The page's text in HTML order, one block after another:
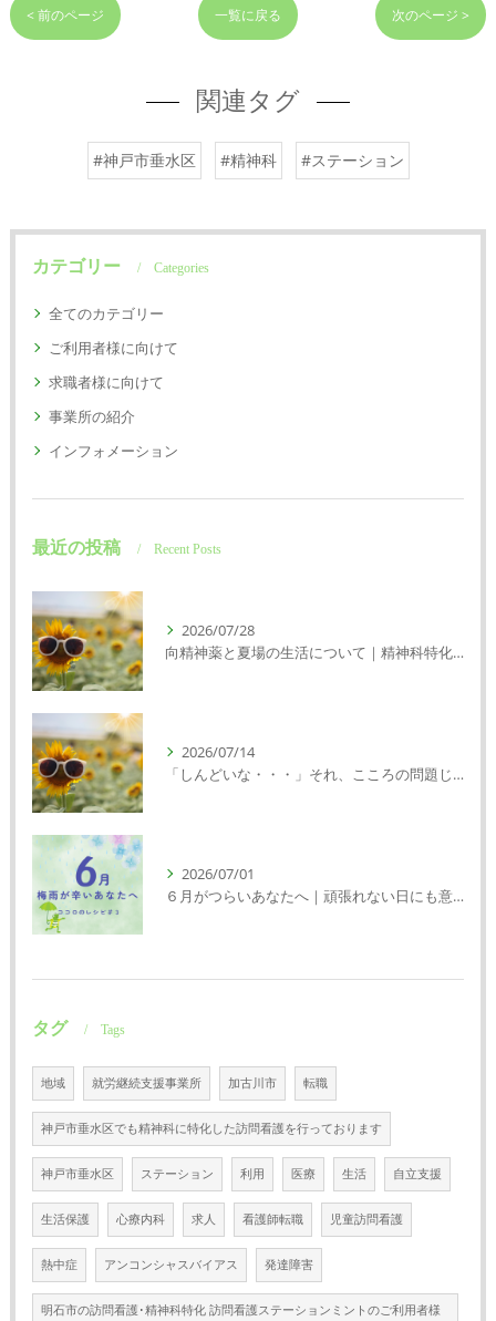
< 前のページ 一覧に戻る 次のページ >
関連タグ
#神戸市垂水区 #精神科 #ステーション
カテゴリー Categories
全てのカテゴリー
ご利用者様に向けて
求職者様に向けて
事業所の紹介
インフォメーション
最近の投稿 Recent Posts
2026/07/28
向精神薬と夏場の生活について｜精神科特化訪問看護ミント【明石市・神戸市垂水区・神戸市西区】
2026/07/14
「しんどいな・・・」それ、こころの問題じゃないかもしれません｜精神科特化訪問看護ミント【明石市・神戸市西区・垂水区】
2026/07/01
６月がつらいあなたへ｜頑張れない日にも意味がある
タグ Tags
地域 就労継続支援事業所 加古川市 転職
神戸市垂水区でも精神科に特化した訪問看護を行っております
神戸市垂水区 ステーション 利用 医療 生活 自立支援
生活保護 心療内科 求人 看護師転職 児童訪問看護
熱中症 アンコンシャスバイアス 発達障害
明石市の訪問看護･精神科特化 訪問看護ステーションミントのご利用者様